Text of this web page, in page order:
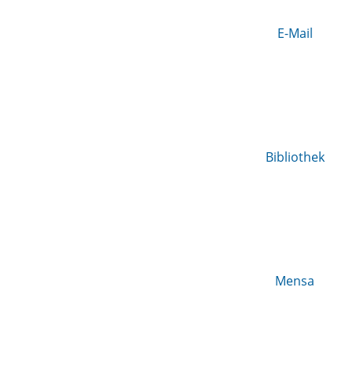
E-Mail
Bibliothek
Mensa